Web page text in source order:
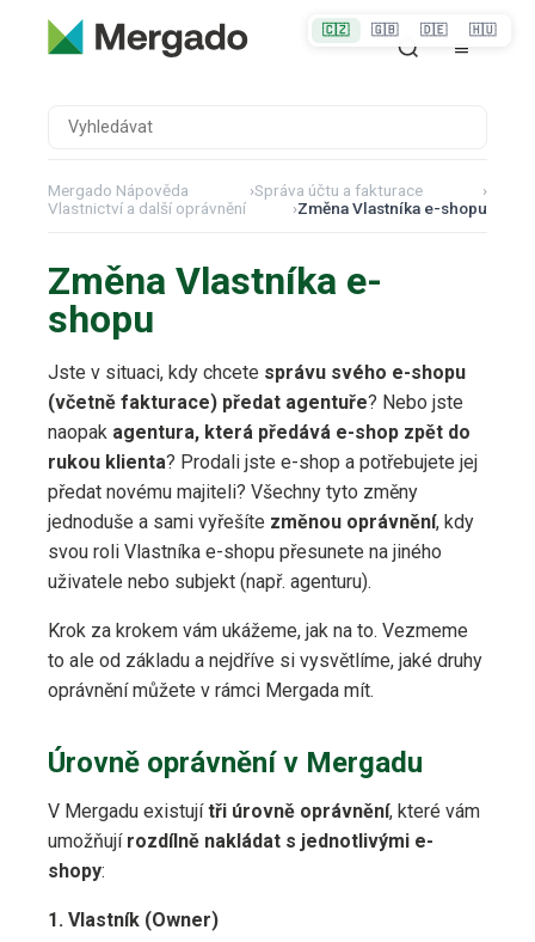
Mergado Nápověda ›Správa účtu a fakturace
›
Vlastnictví a další oprávnění
›Změna Vlastníka e-shopu
Změna Vlastníka e-
shopu
Jste v situaci, kdy chcete správu svého e-shopu
(včetně fakturace) předat agentuře? Nebo jste
naopak agentura, která předává e-shop zpět do
rukou klienta? Prodali jste e-shop a potřebujete jej
předat novému majiteli? Všechny tyto změny
jednoduše a sami vyřešíte změnou oprávnění, kdy
svou roli Vlastníka e-shopu přesunete na jiného
uživatele nebo subjekt (např. agenturu).
Krok za krokem vám ukážeme, jak na to. Vezmeme
to ale od základu a nejdříve si vysvětlíme, jaké druhy
oprávnění můžete v rámci Mergada mít.
Úrovně oprávnění v Mergadu
V Mergadu existujítři úrovně oprávnění, které vám
umožňují rozdílně nakládat s jednotlivými e-
shopy:
1. Vlastník (Owner)
🇨🇿 🇬🇧 🇩🇪 🇭🇺